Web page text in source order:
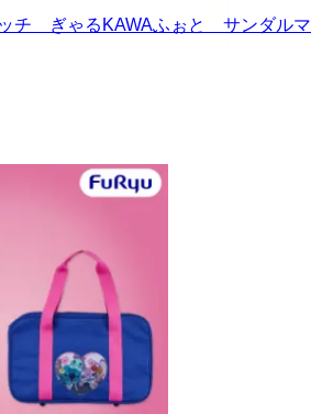
チ ぎゃるKAWAふぉと サンダルマ